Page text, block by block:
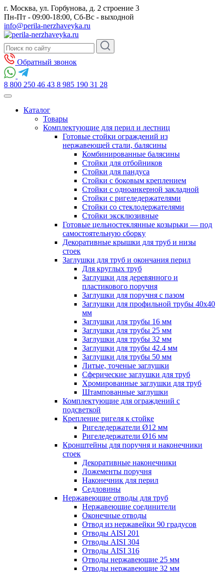
г. Москва, ул. Горбунова, д. 2 строение 3
Пн-Пт - 09:00-18:00, Сб-Вс - выходной
info@perila-nerzhaveyka.ru
Обратный звонок
8 800 250 46 43 8 985 190 31 28
Каталог
Товары
Комплектующие для перил и лестниц
Готовые стойки ограждений из
нержавеющей стали, балясины
Комбинированные балясины
Стойки для отбойников
Стойки для пандуса
Стойки с боковым креплением
Стойки с одноанкерной закладной
Стойки с ригеледержателями
Стойки со стеклодержателями
Стойки эксклюзивные
Готовые цельностеклянные козырьки — под
самостоятельную сборку
Декоративные крышки для труб и низы
стоек
Заглушки для труб и окончания перил
Для круглых труб
Заглушки для деревянного и
пластикового поручня
Заглушки для поручня с пазом
Заглушки для профильной трубы 40х40
мм
Заглушки для трубы 16 мм
Заглушки для трубы 25 мм
Заглушки для трубы 32 мм
Заглушки для трубы 42.4 мм
Заглушки для трубы 50 мм
Литые, точеные заглушки
Сферические заглушки для труб
Хромированные заглушки для труб
Штампованные заглушки
Комплектующие для ограждений с
подсветкой
Крепление ригеля к стойке
Ригеледержатели Ø12 мм
Ригеледержатели Ø16 мм
Кронштейны для поручня и наконечники
стоек
Декоративные наконечники
Ложементы поручня
Наконечник для перил
Седловины
Нержавеющие отводы для труб
Нержавеющие соединители
Оконечные отводы
Отвод из нержавейки 90 градусов
Отводы AISI 201
Отводы AISI 304
Отводы AISI 316
Отводы нержавеющие 25 мм
Отводы нержавеющие 32 мм